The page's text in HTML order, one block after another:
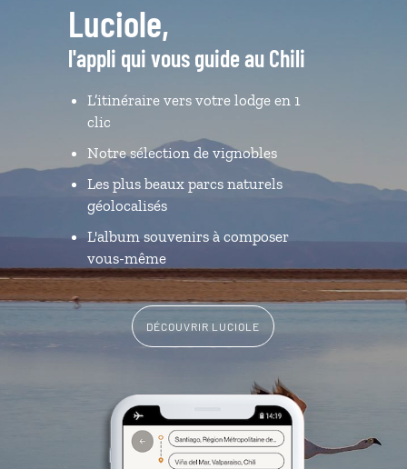
Luciole,
l'appli qui vous guide au Chili
L’itinéraire vers votre lodge en 1
clic
Notre sélection de vignobles
Les plus beaux parcs naturels
géolocalisés
L'album souvenirs à composer
vous-même
DÉCOUVRIR LUCIOLE